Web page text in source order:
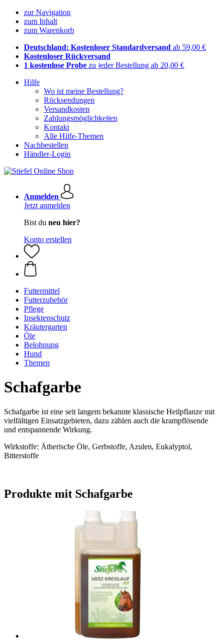
zur Navigation
zum Inhalt
zum Warenkorb
Deutschland: Kostenloser Standardversand ab 59,00 €
Kostenloser Rückversand
1 kostenlose Probe zu jeder Bestellung ab 20,00 €
Hilfe
Wo ist meine Bestellung?
Rücksendungen
Versandkosten
Zahlungsmöglichkeiten
Kontakt
Alle Hilfe-Themen
Nachbestellen
Händler-Login
Anmelden
Jetzt anmelden
Bist du neu hier?
Konto erstellen
Futtermittel
Futterzubehör
Pflege
Insektenschutz
Kräutergarten
Öle
Belohnung
Hund
Themen
Schafgarbe
Schafgarbe ist eine seit langem bekannte klassische Heilpflanze mit
vielfältigen Einsatzgebieten, dazu zählen auch die krampflösende
und entspannende Wirkung.
Wirkstoffe: Ätherische Öle, Gerbstoffe, Azulen, Eukalyptol,
Bitterstoffe
Produkte mit Schafgarbe